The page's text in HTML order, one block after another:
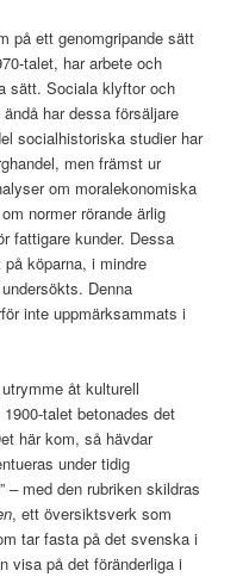
på ett genomgripande sätt
talet, har arbete och
sätt. Sociala klyftor och
har dessa försäljare
socialhistoriska studier har
men främst ur
om moralekonomiska
normer rörande ärlig
fattigare kunder. Dessa
köparna, i mindre
Denna
inte uppmärksammats i
åt kulturell
talet betonades det
här kom, så hävdar
under tidig
med den rubriken skildras
, ett översiktsverk som
tar fasta på det svenska i
visa på det föränderliga i